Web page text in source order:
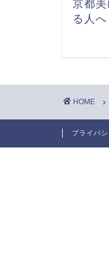
京都
る人へ
HOME
プライバ